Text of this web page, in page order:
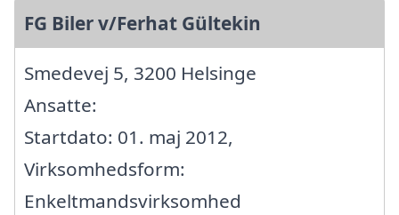
FG Biler v/Ferhat Gültekin
Smedevej 5, 3200 Helsinge
Ansatte:
Startdato: 01. maj 2012,
Virksomhedsform:
Enkeltmandsvirksomhed